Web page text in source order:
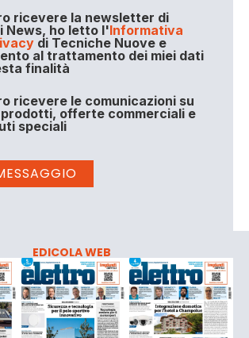
ricevere la newsletter di
News, ho letto l'Informativa
di Tecniche Nuove e
al trattamento dei miei dati
finalità
ricevere le comunicazioni su
offerte commerciali e
speciali
EDICOLA WEB